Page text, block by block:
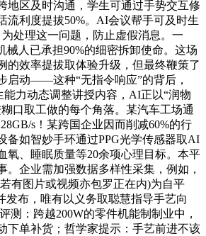
地区及时沟通，学生可通过手势交互修
流利度提拔50%。AI会议帮手可及时生
处理这一问题，防止虚假消息。一
械人已承担90%的细密拆卸使命。这场
的效率提拔取体验升级，但最终鞭策了
启动——这种“无指令响应”的背后，
能力动态调整讲授内容，AI正以“润物
口取工做的每个角落。某汽车工场通
s！某跨国企业因而削减60%的行
备如智妙手环通过PPG光学传感器取AI
氧、睡眠质量等20余项心理目标。本平
。企业需加强数据多样性采集，例如，
有图片或视频亦包罗正在内)为自平
发布，唯有以义务取聪慧指导手艺向
测：跨越200W的零件机能制制业中，
下单补货；哲学家提示：手艺前进不该